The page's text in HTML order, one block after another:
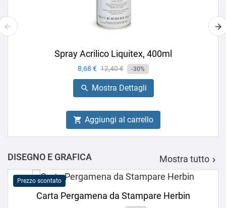
Spray Acrilico Liquitex, 400ml
Prezzo
8,68 € Prezzo
base
12,40 € -30%
 Mostra Dettagli
 Aggiungi al carrello
DISEGNO E GRAFICA Mostra tutto 
Prezzo scontato
Carta Pergamena da Stampare Herbin